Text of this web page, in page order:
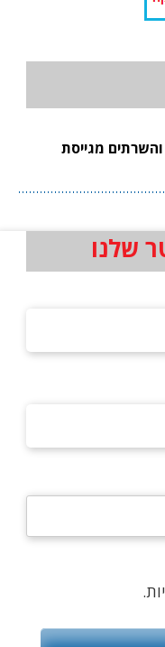
מגייסת
שלנו